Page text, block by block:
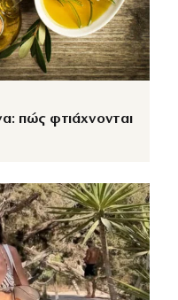
πώς φτιάχνονται